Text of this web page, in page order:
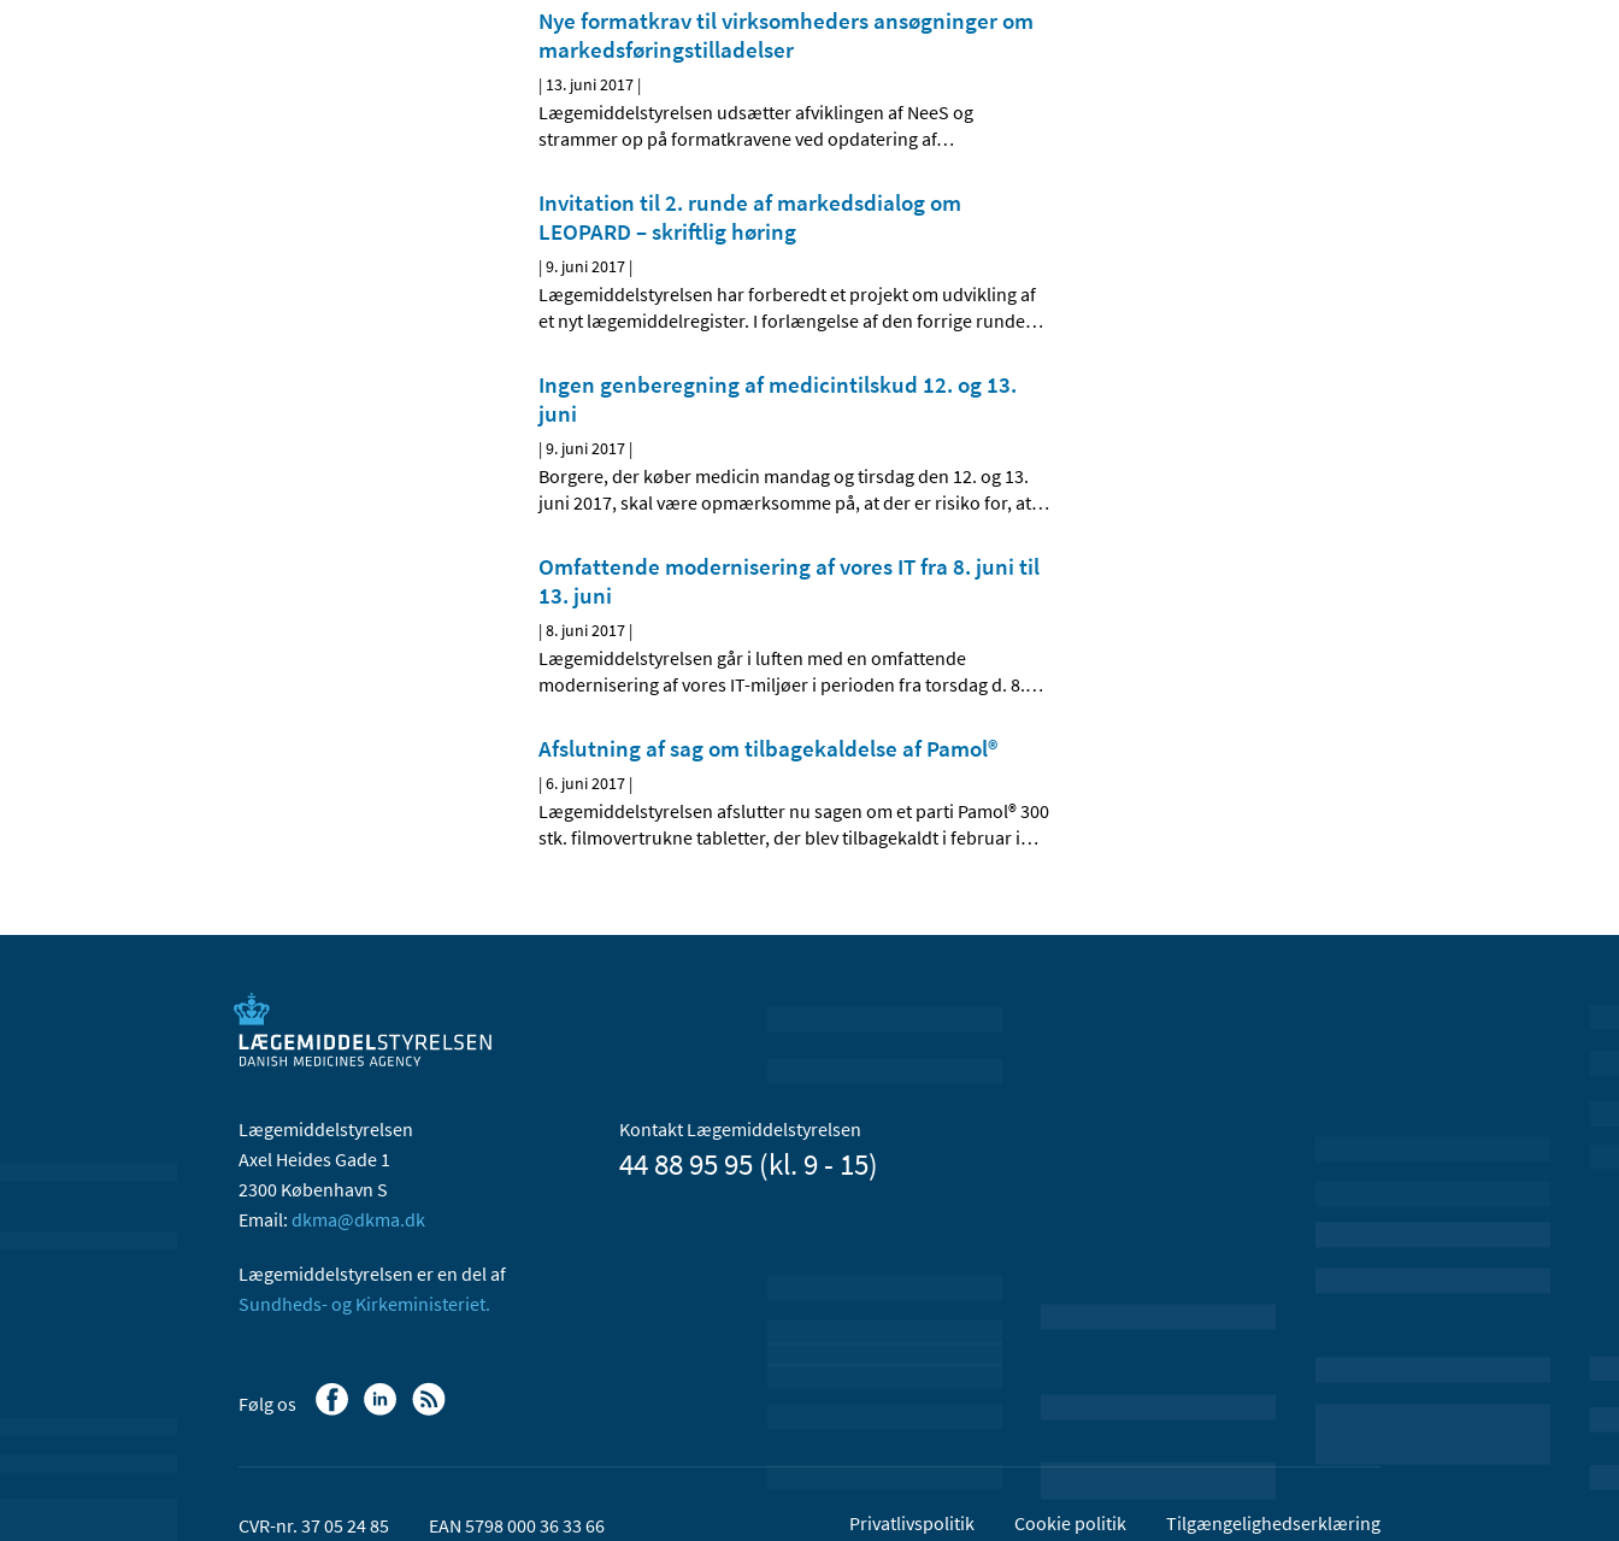
Nye formatkrav til virksomheders ansøgninger om
markedsføringstilladelser
| 13. juni 2017 |
Lægemiddelstyrelsen udsætter afviklingen af NeeS og
strammer op på formatkravene ved opdatering af…
Invitation til 2. runde af markedsdialog om
LEOPARD – skriftlig høring
|9. juni 2017 |
Lægemiddelstyrelsen har forberedt et projekt om udvikling af
et nyt lægemiddelregister. I forlængelse af den forrige runde…
Ingen genberegning af medicintilskud 12. og 13.
juni
|9. juni 2017 |
Borgere, der køber medicin mandag og tirsdag den 12. og 13.
juni 2017, skal være opmærksomme på, at der er risiko for, at…
Omfattende modernisering af vores IT fra 8. juni til
13. juni
|8. juni 2017 |
Lægemiddelstyrelsen går i luften med en omfattende
modernisering af vores IT-miljøer i perioden fra torsdag d. 8.…
Afslutning af sag om tilbagekaldelse af Pamol®
|6. juni 2017 |
Lægemiddelstyrelsen afslutter nu sagen om et parti Pamol® 300
stk. filmovertrukne tabletter, der blev tilbagekaldt i februar i…
Lægemiddelstyrelsen
Axel Heides Gade 1
2300 København S
Email: dkma@dkma.dk
Lægemiddelstyrelsen er en del af
Sundheds- og Kirkeministeriet.
Kontakt Lægemiddelstyrelsen
44 88 95 95 (kl. 9 - 15)
Følg os
CVR-nr. 37 05 24 85 EAN 5798 000 36 33 66 Privatlivspolitik Cookie politik Tilgængelighedserklæring